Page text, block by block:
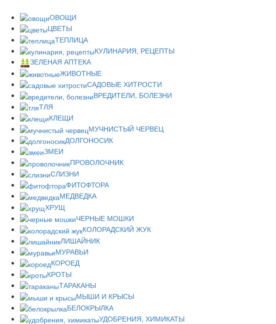
ОВОЩИ
ЦВЕТЫ
ТЕПЛИЦА
КУЛИНАРИЯ, РЕЦЕПТЫ
ЗЕЛЕНАЯ АПТЕКА
ЖИВОТНЫЕ
САДОВЫЕ ХИТРОСТИ
ВРЕДИТЕЛИ, БОЛЕЗНИ
ТЛЯ
КЛЕЩИ
МУЧНИСТЫЙ ЧЕРВЕЦ
ДОЛГОНОСИК
ЗМЕИ
ПРОВОЛОЧНИК
СЛИЗНИ
ФИТОФТОРА
МЕДВЕДКА
ХРУЩ
ЧЕРНЫЕ МОШКИ
КОЛОРАДСКИЙ ЖУК
ЛИШАЙНИК
МУРАВЬИ
КОРОЕД
КРОТЫ
ТАРАКАНЫ
МЫШИ И КРЫСЫ
БЕЛОКРЫЛКА
УДОБРЕНИЯ, ХИМИКАТЫ